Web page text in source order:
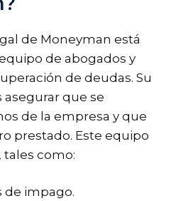
de Moneyman está
de abogados y
de deudas. Su
que se
de la empresa y que
prestado. Este equipo
tales como:
de impago.